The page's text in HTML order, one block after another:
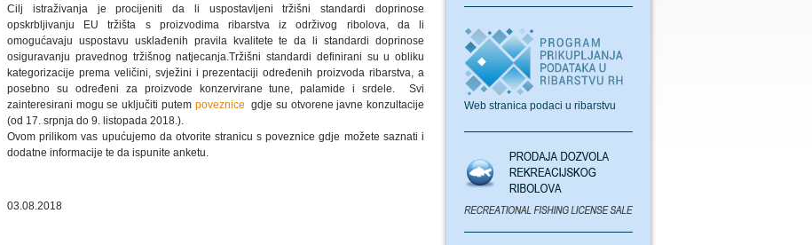
Cilj istraživanja je procijeniti da li uspostavljeni tržišni standardi doprinose
opskrbljivanju EU tržišta s proizvodima ribarstva iz održivog ribolova, da li
omogućavaju uspostavu usklađenih pravila kvalitete te da li standardi doprinose
osiguravanju pravednog tržišnog natjecanja.Tržišni standardi definirani su u obliku
kategorizacije prema veličini, svježini i prezentaciji određenih proizvoda ribarstva, a
posebno su određeni za proizvode konzervirane tune, palamide i srdele. Svi
zainteresirani mogu se uključiti putem poveznice gdje su otvorene javne konzultacije
(od 17. srpnja do 9. listopada 2018.).
Ovom prilikom vas upućujemo da otvorite stranicu s poveznice gdje možete saznati i
dodatne informacije te da ispunite anketu.
03.08.2018
Web stranica podaci u ribarstvu